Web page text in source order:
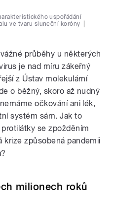
uspořádání
ve tvaru sluneční koróny
průběhy u některých
je nad míru zákeřný
z Ústav molekulární
o běžný, skoro až nudný
očkování ani lék,
systém sám. Jak to
se zpožděním
krize způsobená pandemii
milionech roků